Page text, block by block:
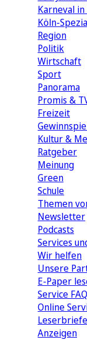
Karneval
Köln-
Region
Politik
Wirtschaft
Sport
Panorama
Promis &
Freizeit
Kultur &
Ratgeber
Meinung
Green
Schule
Themen
Newsletter
Podcasts
Services
Wir helfen
Unsere
E-Paper
Service FAQ
Online
Leserbriefe
Anzeigen